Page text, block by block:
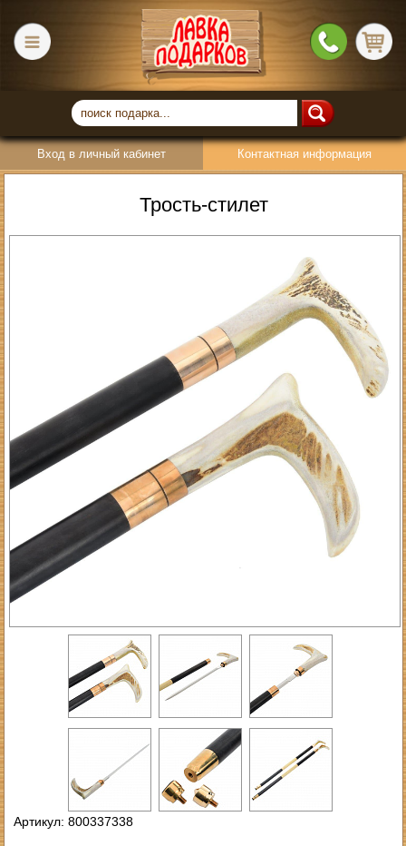
Вход в личный кабинет Контактная информация
Трость-стилет
Артикул: 800337338